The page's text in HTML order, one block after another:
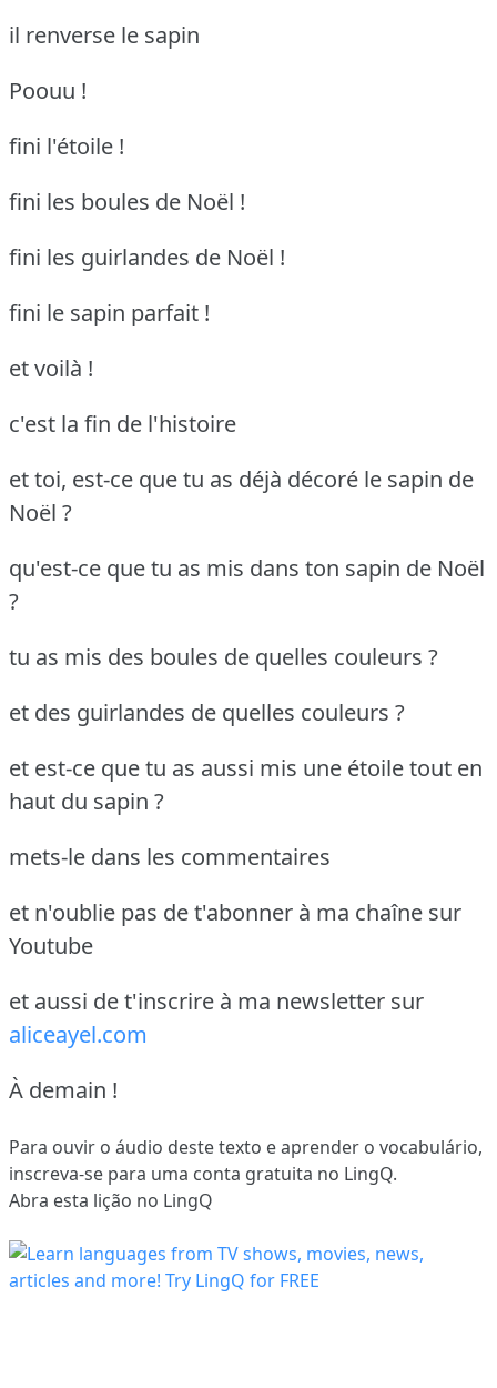
il renverse le sapin
Poouu !
fini l'étoile !
fini les boules de Noël !
fini les guirlandes de Noël !
fini le sapin parfait !
et voilà !
c'est la fin de l'histoire
et toi, est-ce que tu as déjà décoré le sapin de
Noël ?
qu'est-ce que tu as mis dans ton sapin de Noël
?
tu as mis des boules de quelles couleurs ?
et des guirlandes de quelles couleurs ?
et est-ce que tu as aussi mis une étoile tout en
haut du sapin ?
mets-le dans les commentaires
et n'oublie pas de t'abonner à ma chaîne sur
Youtube
et aussi de t'inscrire à ma newsletter sur
aliceayel.com
À demain !
Para ouvir o áudio deste texto e aprender o vocabulário,
inscreva-se para uma conta gratuita no LingQ.
Abra esta lição no LingQ